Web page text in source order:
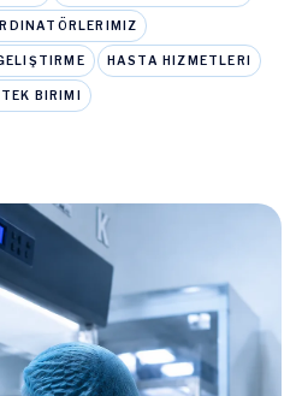
HASTA HIZMETLERI
BIRIMI